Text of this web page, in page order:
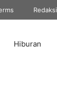
Redaksi
Hiburan